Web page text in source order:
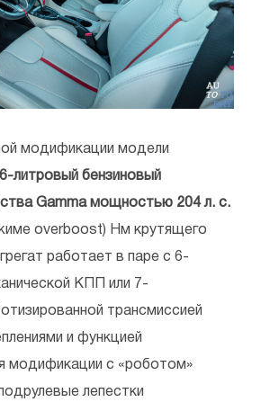
модификации модели
литровый бензиновый
Gamma мощностью 204 л. с.
overboost) Нм крутящего
работает в паре с 6-
КПП или 7-
трансмиссией
и функцией
модификации с «роботом»
лепестки